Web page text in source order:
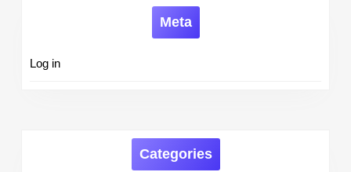
Meta
Log in
Categories